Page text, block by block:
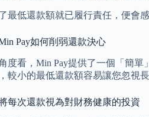
最低還款額就已履行責任，便會
Pay如何削弱還款決心
度看，Min Pay提供了一個「簡
較小的最低還款額容易讓您忽視
每次還款視為對財務健康的投資